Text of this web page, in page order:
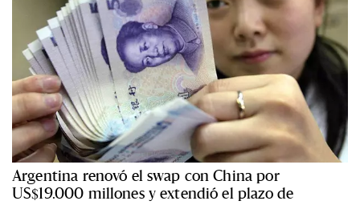
Argentina renovó el swap con China por
US$19.000 millones y extendió el plazo de